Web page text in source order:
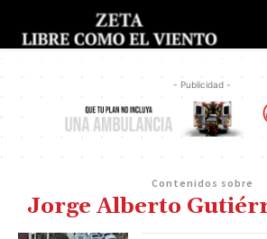
- Publicidad -
Contenidos sobre
Jorge Alberto